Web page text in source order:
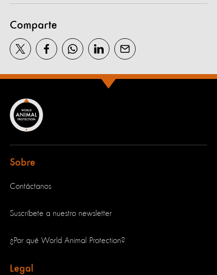
Comparte
Sobre
Contáctanos
Suscríbete a nuestro newsletter
¿Por qué World Animal Protection?
Legal